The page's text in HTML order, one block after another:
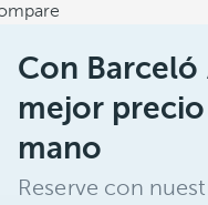
Con Barceló
mejor
mano
Reserve con